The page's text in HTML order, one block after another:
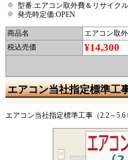
型番:エアコン取外費＆リサイク
発売時定価:OPEN
商品名
エアコン取
税込売価
¥14,300
エアコン当社指定標準工
エアコン当社指定標準工事（2.2～5.6